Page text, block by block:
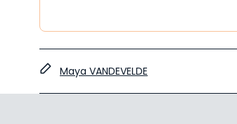
Maya VANDEVELDE